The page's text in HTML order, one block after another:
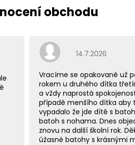
z 5 hvězdiček.
Hodnocení
14.7.2026
Vracíme se opakovaně už
rokem u druhého dítka
a vždy naprostá
případě menšího dítka aby
vypadalo že jde dítě s
batoh s nohama. Dnes
znovu na další školní rok.
úžasné batohy s krásnými